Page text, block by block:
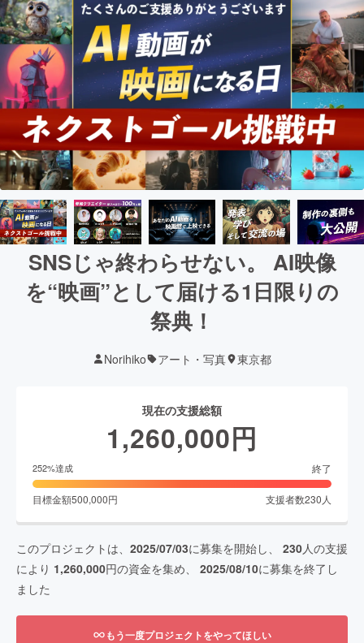
SNSじゃ終わらせない。 AI映像
を“映画”として届ける1日限りの
祭典！
Norihiko アート・写真 東京都
現在の支援総額
1,260,000円
252%達成 終了
目標金額500,000円 支援者数230 人
このプロジェクトは、 2025/07/03に募集を開始し、 230人の支援
により 1,260,000円の資金を集め、 2025/08/10に募集を終了し
ました
もう一度プロジェクトをやってほしい